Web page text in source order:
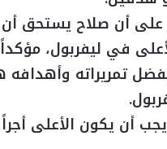
أن صلاح يستحق
في ليفربول،
تمريراته وأهدافه
أن يكون الأعلى